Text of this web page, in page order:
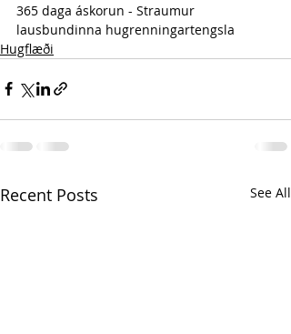
365 daga áskorun - Straumur
lausbundinna hugrenningartengsla
Hugflæði
Recent Posts See All